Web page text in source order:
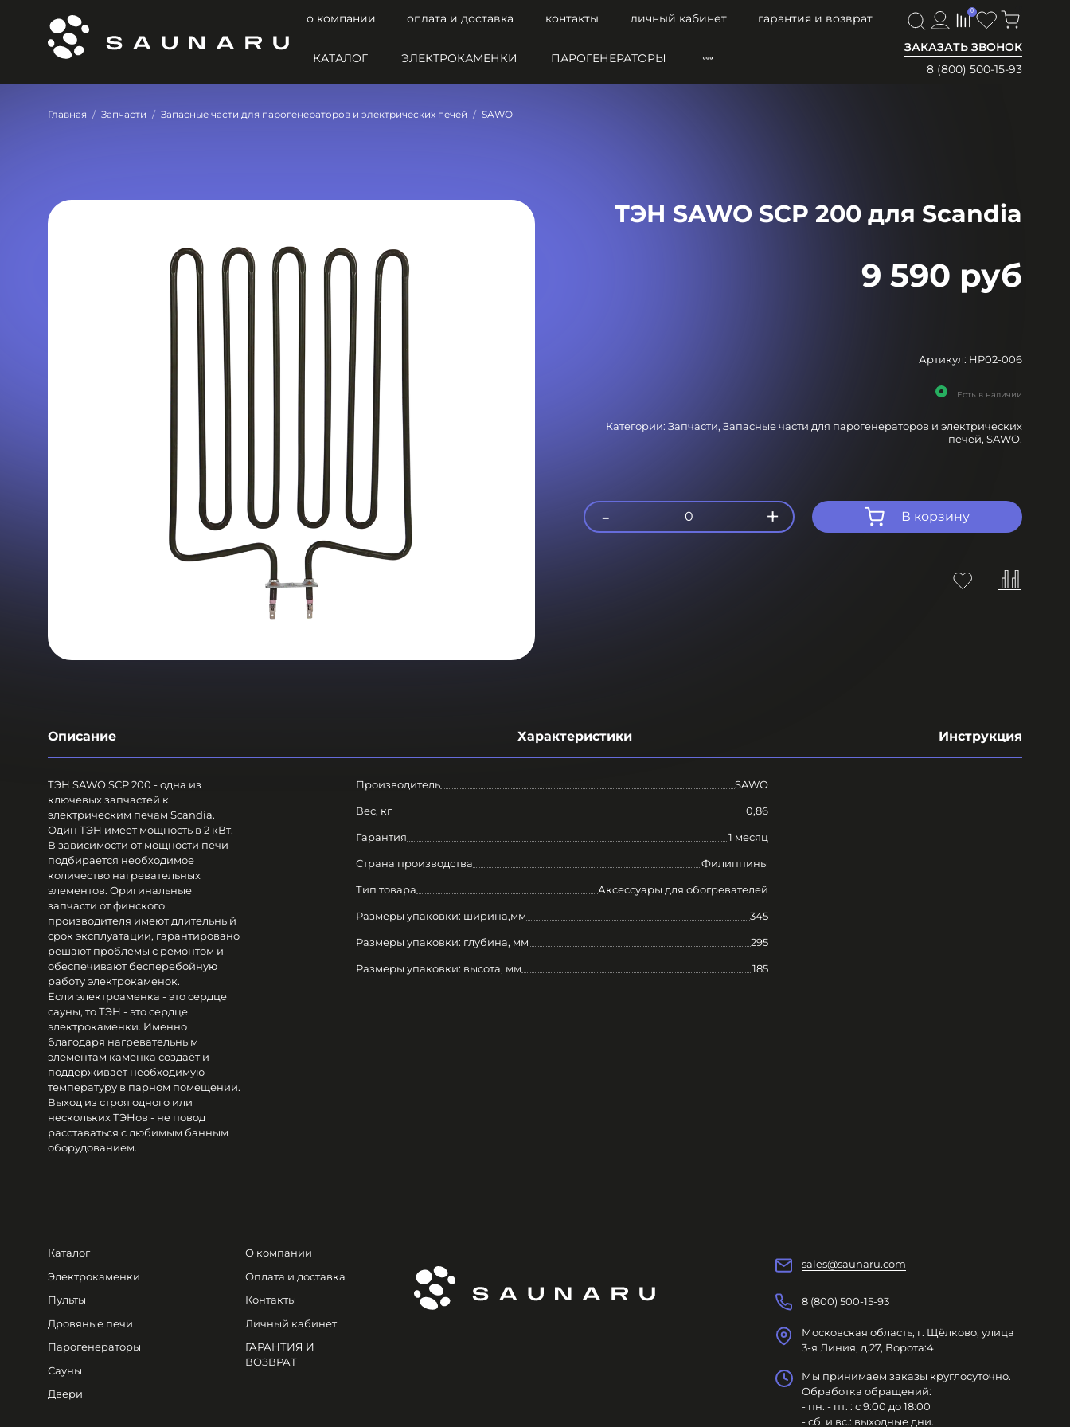
о компании оплата и доставка контакты личный кабинет
гарантия и возврат
ЗАКАЗАТЬ ЗВОНОК
8 (800) 500-15-93
0
КАТАЛОГ ЭЛЕКТРОКАМЕНКИ ПАРОГЕНЕРАТОРЫ
Главная Запчасти Запасные части для парогенераторов и электрических печей SAWO
ТЭН SAWO SCP 200 для Scandia
9 590 руб
Артикул: HP02-006
Есть в наличии
Категории: Запчасти, Запасные части для парогенераторов и электрических
печей, SAWO.
В корзину
- 0 +
Описание Характеристики Инструкция
ТЭН SAWO SCP 200 - одна из
ключевых запчастей к
электрическим печам Scandia.
Один ТЭН имеет мощность в 2 кВт.
В зависимости от мощности печи
подбирается необходимое
количество нагревательных
элементов. Оригинальные
запчасти от финского
производителя имеют длительный
срок эксплуатации, гарантировано
решают проблемы с ремонтом и
обеспечивают бесперебойную
работу электрокаменок.
Если электроаменка - это сердце
сауны, то ТЭН - это сердце
электрокаменки. Именно
благодаря нагревательным
элементам каменка создаёт и
поддерживает необходимую
температуру в парном помещении.
Выход из строя одного или
нескольких ТЭНов - не повод
расставаться с любимым банным
оборудованием.
Производитель SAWO
Вес, кг 0,86
Гарантия 1 месяц
Страна производства Филиппины
Тип товара Аксессуары для обогревателей
Размеры упаковки: ширина,мм 345
Размеры упаковки: глубина, мм 295
Размеры упаковки: высота, мм 185
Каталог
Электрокаменки
Пульты
Дровяные печи
Парогенераторы
Сауны
Двери
О компании
Оплата и доставка
Контакты
Личный кабинет
ГАРАНТИЯ И
ВОЗВРАТ
sales@saunaru.com
8 (800) 500-15-93
Московская область, г. Щёлково, улица
3-я Линия, д.27, Ворота:4
Мы принимаем заказы круглосуточно.
Обработка обращений:
- пн. - пт. : с 9:00 до 18:00
- сб. и вс.: выходные дни.